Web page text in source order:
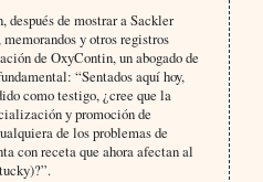
de mostrar a Sackler
y otros registros
de OxyContin, un abogado de
“Sentados aquí hoy,
como testigo, ¿cree que la
y promoción de
de los problemas de
con receta que ahora afectan al